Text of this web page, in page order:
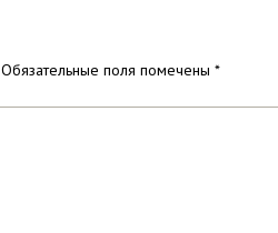
Обязательные поля помечены*